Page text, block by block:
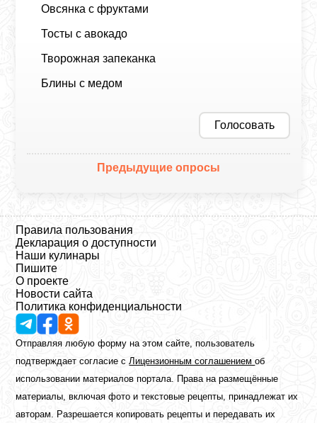
Овсянка с фруктами
Тосты с авокадо
Творожная запеканка
Блины с медом
Голосовать
Предыдущие опросы
Правила пользования
Декларация о доступности
Наши кулинары
Пишите
О проекте
Новости сайта
Политика конфиденциальности
Отправляя любую форму на этом сайте, пользователь
подтверждает согласие сЛицензионным соглашениемоб
использовании материалов портала. Права на размещённые
материалы, включая фото и текстовые рецепты, принадлежат их
авторам. Разрешается копировать рецепты и передавать их